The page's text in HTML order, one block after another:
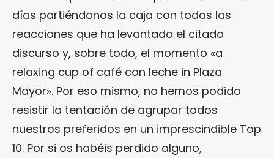
días partiéndonos la caja con todas las
reacciones que ha levantado el citado
discurso y, sobre todo, el momento «a
relaxing cup of café con leche in Plaza
Mayor». Por eso mismo, no hemos podido
resistir la tentación de agrupar todos
nuestros preferidos en un imprescindible Top
10. Por si os habéis perdido alguno,